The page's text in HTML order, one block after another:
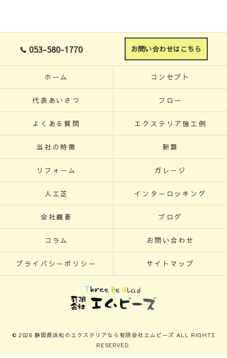
053-580-1770 お問い合わせはこちら
ホーム コンセプト
代表あいさつ フロー
よくある質問 エクステリア施工例
当社の特徴 新築
リフォーム ガレージ
人工芝 インターロッキング
会社概要 ブログ
コラム お問い合わせ
プライバシーポリシー サイトマップ
© 2026 静岡県浜松のエクステリアなら有限会社エムビーズ ALL RIGHTS
RESERVED.